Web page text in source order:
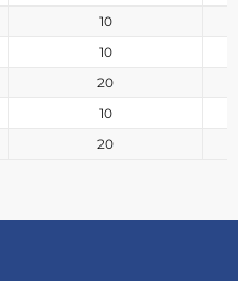
10
10
20
10
20